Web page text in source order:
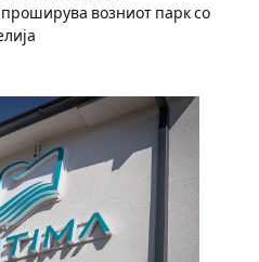
возниот парк со